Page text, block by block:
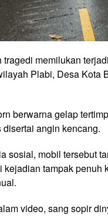
tragedi memilukan
Plabi, Desa Kota
berwarna gelap
angin kencang.
sosial, mobil tersebut
tampak penuh
video, sang sopir